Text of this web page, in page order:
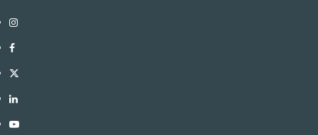
Instagram
Facebook
Twitter
Linkedin
Youtube